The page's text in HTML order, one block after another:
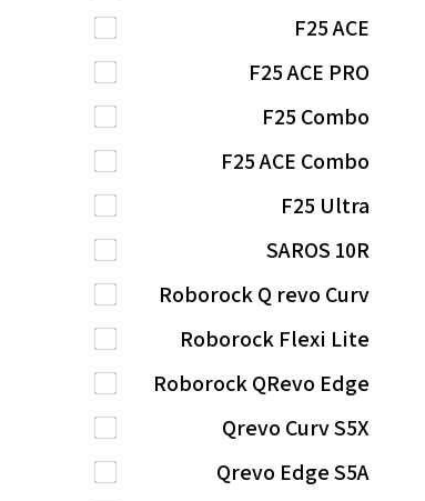
F25 ACE
F25 ACE PRO
F25 Combo
F25 ACE Combo
F25 Ultra
SAROS 10R
Roborock Q revo Curv
Roborock Flexi Lite
Roborock QRevo Edge
Qrevo Curv S5X
Qrevo Edge S5A